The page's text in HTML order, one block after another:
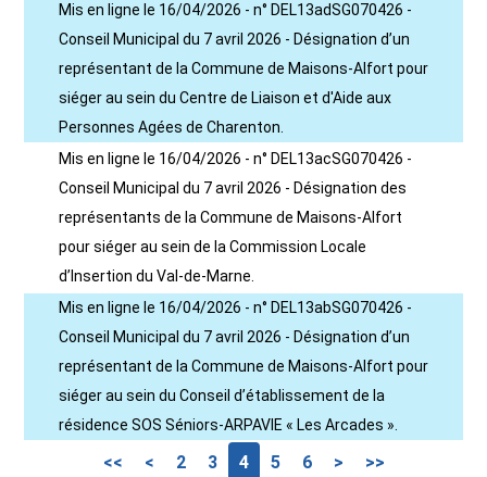
Mis en ligne le 16/04/2026 - n° DEL13adSG070426 -
Conseil Municipal du 7 avril 2026 - Désignation d’un
représentant de la Commune de Maisons-Alfort pour
siéger au sein du Centre de Liaison et d'Aide aux
Personnes Agées de Charenton.
Mis en ligne le 16/04/2026 - n° DEL13acSG070426 -
Conseil Municipal du 7 avril 2026 - Désignation des
représentants de la Commune de Maisons-Alfort
pour siéger au sein de la Commission Locale
d’Insertion du Val-de-Marne.
Mis en ligne le 16/04/2026 - n° DEL13abSG070426 -
Conseil Municipal du 7 avril 2026 - Désignation d’un
représentant de la Commune de Maisons-Alfort pour
siéger au sein du Conseil d’établissement de la
résidence SOS Séniors-ARPAVIE « Les Arcades ».
<< < 2 3 4 5 6 > >>